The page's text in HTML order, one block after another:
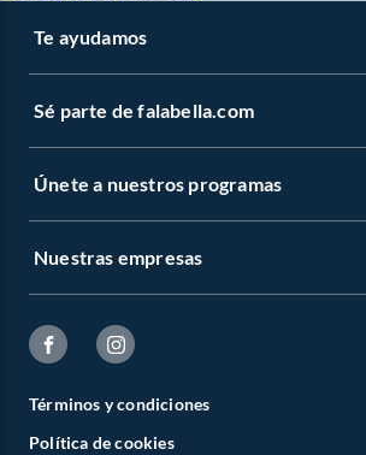
Te ayudamos
Sé parte de falabella.com
Únete a nuestros programas
Nuestras empresas
Términos y condiciones
Política de cookies